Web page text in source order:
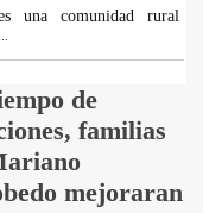
una comunidad rural
de
familias
mejoraran